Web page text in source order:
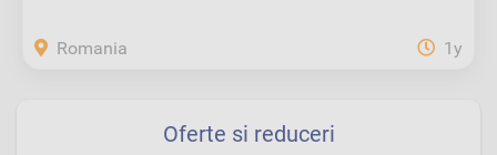
Romania 1y
Oferte si reduceri